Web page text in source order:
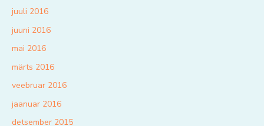
juuli 2016
juuni 2016
mai 2016
märts 2016
veebruar 2016
jaanuar 2016
detsember 2015